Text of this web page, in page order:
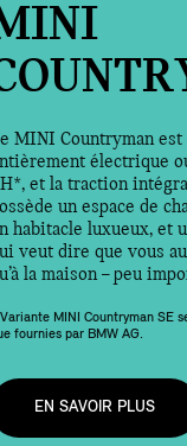
MINI Countryman
électrique
et la traction
un espace de
habitacle luxueux, et
veut dire que vous
la maison – peu
MINI Countryman SE
fournies par BMW AG.
EN SAVOIR PLUS